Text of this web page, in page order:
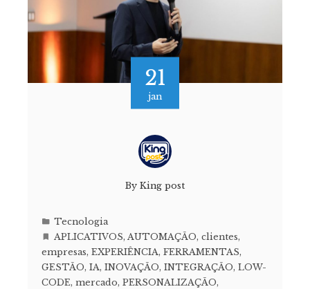
21
jan
By King post
Tecnologia
APLICATIVOS, AUTOMAÇÃO, clientes,
empresas, EXPERIÊNCIA, FERRAMENTAS,
GESTÃO, IA, INOVAÇÃO, INTEGRAÇÃO, LOW-
CODE, mercado, PERSONALIZAÇÃO,